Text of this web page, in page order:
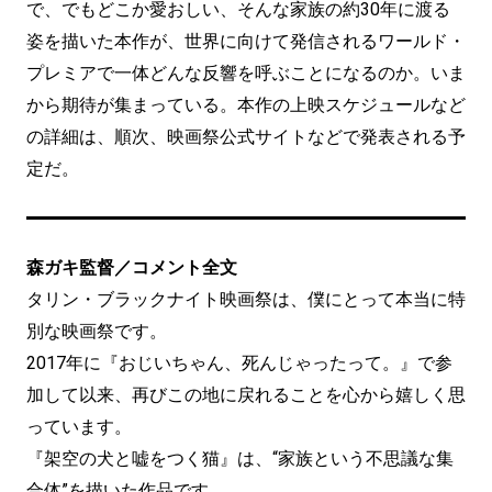
で、でもどこか愛おしい、そんな家族の約30年に渡る
姿を描いた本作が、世界に向けて発信されるワールド・
プレミアで一体どんな反響を呼ぶことになるのか。いま
から期待が集まっている。本作の上映スケジュールなど
の詳細は、順次、映画祭公式サイトなどで発表される予
定だ。
森ガキ監督／コメント全文
タリン・ブラックナイト映画祭は、僕にとって本当に特
別な映画祭です。
2017年に『おじいちゃん、死んじゃったって。』で参
加して以来、再びこの地に戻れることを心から嬉しく思
っています。
『架空の犬と嘘をつく猫』は、“家族という不思議な集